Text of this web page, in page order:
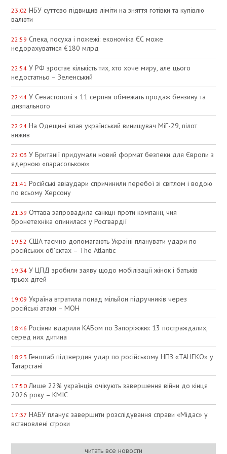
23:02 НБУ суттєво підвищив ліміти на зняття готівки та купівлю
валюти
22:59 Спека, посуха і пожежі: економіка ЄС може
недорахуватися €180 млрд
22:54 У РФ зростає кількість тих, хто хоче миру, але цього
недостатньо – Зеленський
22:44 У Севастополі з 11 серпня обмежать продаж бензину та
дизпального
22:24 На Одещині впав український винищувач МіГ-29, пілот
вижив
22:03 У Британії придумали новий формат безпеки для Європи з
ядерною «парасолькою»
21:41 Російські авіаудари спричинили перебої зі світлом і водою
по всьому Херсону
21:39 Оттава запровадила санкції проти компанії, чия
бронетехніка опинилася у Росгвардії
19:52 США таємно допомагають Україні планувати удари по
російських об’єктах – The Atlantic
19:34 У ЦПД зробили заяву щодо мобілізації жінок і батьків
трьох дітей
19:09 Україна втратила понад мільйон підручників через
російські атаки – МОН
18:46 Росіяни вдарили КАБом по Запоріжжю: 13 постраждалих,
серед них дитина
18:23 Генштаб підтвердив удар по російському НПЗ «ТАНЕКО» у
Татарстані
17:50 Лише 22% українців очікують завершення війни до кінця
2026 року – КМІС
17:37 НАБУ планує завершити розслідування справи «Мідас» у
встановлені строки
читать все новости